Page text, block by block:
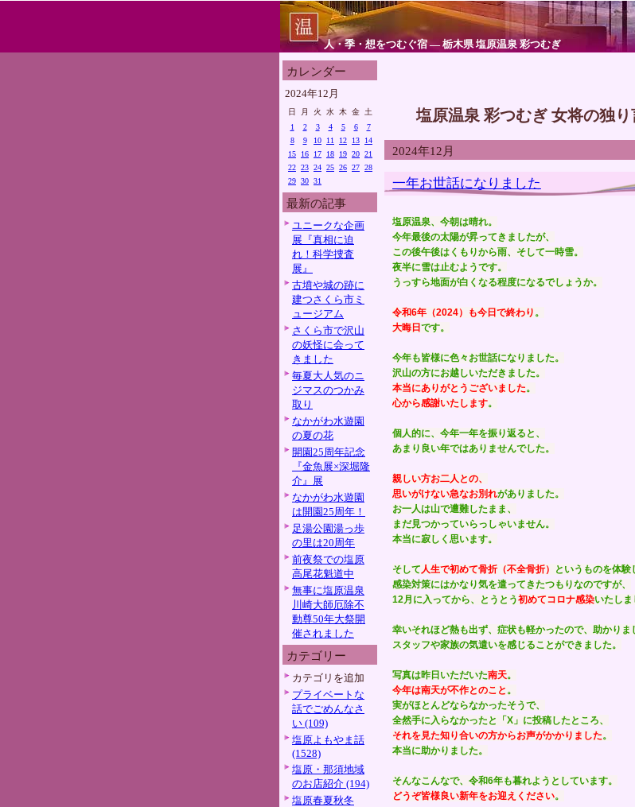
人・季・想をつむぐ宿 ― 栃木県 塩原温泉 彩つむぎ
カレンダー
2024年12月
日 月 火 水 木 金
土
1
2 3 4 5 6
7
8
9 10 11 12 13
14
15
16 17 18 19 20 21
22 23 24 25 26 27 28
29 30 31
最新の記事
ユニークな企画
展『真相に迫
れ！科学捜査
展』
古墳や城の跡に
建つさくら市ミ
ュージアム
さくら市で沢山
の妖怪に会って
きました
毎夏大人気のニ
ジマスのつかみ
取り
なかがわ水遊園
の夏の花
開園25周年記念
『金魚展×深堀隆
介』展
なかがわ水遊園
は開園25周年！
足湯公園湯っ歩
の里は20周年
前夜祭での塩原
高尾花魁道中
無事に塩原温泉
川崎大師厄除不
動尊50年大祭開
催されました
カテゴリー
カテゴリを追加
プライベートな
話でごめんなさ
い (109)
塩原よもやま話
(1528)
塩原・那須地域
のお店紹介 (194)
塩原春夏秋冬
塩原温泉 彩つむぎ 女将の独り
2024年12月
一年お世話になりました
塩原温泉、今朝は晴れ。
今年最後の太陽が昇ってきましたが、
この後午後はくもりから雨、そして一時雪。
夜半に雪は止むようです。
うっすら地面が白くなる程度になるでしょうか。
令和6年（2024）も今日で終わり 。
大晦日 です。
今年も皆様に色々お世話になりました。
沢山の方にお越しいただきました。
本当にありがとうございました。
心から感謝いたします。
個人的に、今年一年を振り返ると、
あまり良い年ではありませんでした。
親しい方お二人との、
思いがけない急なお別れがありました。
お一人は山で遭難したまま、
まだ見つかっていらっしゃいません。
本当に寂しく思います。
そして人生で初めて骨折（不全骨折）
というものを体験
感染対策にはかなり気を遣ってきたつもりなのですが、
12月に入ってから、とうとう初めてコロナ感染いたしま
幸いそれほど熱も出ず、症状も軽かったので、助かりま
スタッフや家族の気遣いを感じることができました。
写真は昨日いただいた南天。
今年は南天が不作とのこと 。
実がほとんどならなかったそうで、
全然手に入らなかったと「X」に投稿したところ、
それを見た知り合いの方からお声がかかりました。
本当に助かりました。
そんなこんなで、令和6年も暮れようとしています。
どうぞ皆様良い新年をお迎えください。